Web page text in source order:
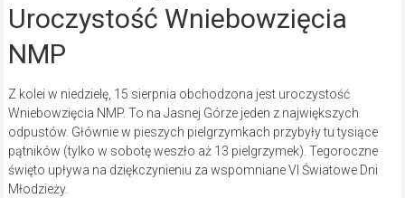
Uroczystość Wniebowzięcia
NMP
Z kolei w niedzielę, 15 sierpnia obchodzona jest uroczystość
Wniebowzięcia NMP. To na Jasnej Górze jeden z największych
odpustów. Głównie w pieszych pielgrzymkach przybyły tu tysiące
pątników (tylko w sobotę weszło aż 13 pielgrzymek). Tegoroczne
święto upływa na dziękczynieniu za wspomniane VI Światowe Dni
Młodzieży.